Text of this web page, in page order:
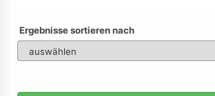
Ergebnisse sortieren nach